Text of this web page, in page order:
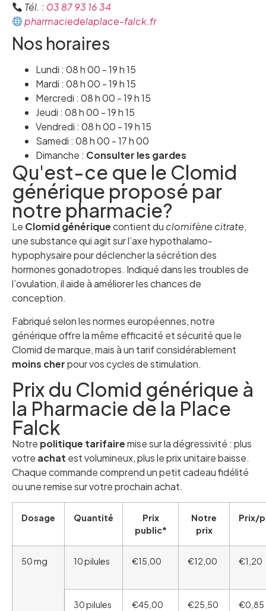
Tél. : 03 87 93 16 34
pharmaciedelaplace-falck.fr
Nos horaires
Lundi : 08 h 00 - 19 h 15
Mardi : 08 h 00 - 19 h 15
Mercredi : 08 h 00 - 19 h 15
Jeudi : 08 h 00 - 19 h 15
Vendredi : 08 h 00 - 19 h 15
Samedi : 08 h 00 - 17 h 00
Dimanche : Consulter les gardes
Qu'est-ce que le Clomid
générique proposé par
notre pharmacie?
Le Clomid génériquecontient du clomifène citrate,
une substance qui agit sur l’axe hypothalamo-
hypophysaire pour déclencher la sécrétion des
hormones gonadotropes. Indiqué dans les troubles de
l’ovulation, il aide à améliorer les chances de
conception.
Fabriqué selon les normes européennes, notre
générique offre la même efficacité et sécurité que le
Clomid de marque, mais à un tarif considérablement
moins cherpour vos cycles de stimulation.
Prix du Clomid générique à
la Pharmacie de la Place
Falck
Notre politique tarifairemise sur la dégressivité : plus
votre achat est volumineux, plus le prix unitaire baisse.
Chaque commande comprend un petit cadeau fidélité
ou une remise sur votre prochain achat.
Dosage Quantité
Prix
public*
Notre
prix
Prix/
50 mg 10 pilules €15,00 €12,00 €1,20
30 pilules €45,00 €25,50 €0,85